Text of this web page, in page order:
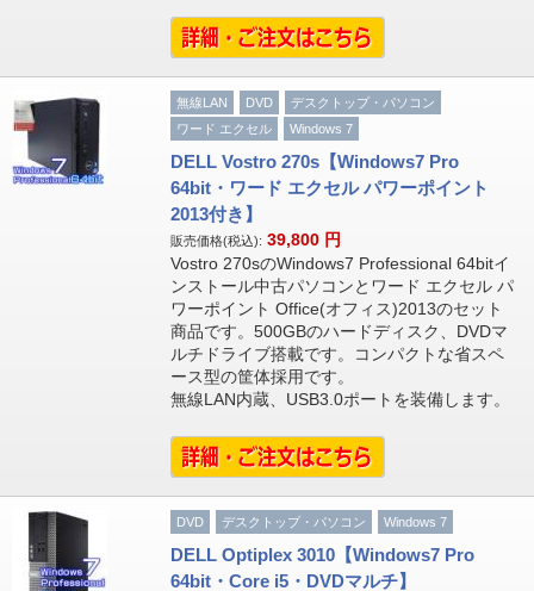
無線LAN DVD
デスクトップ・パソコン
ワード エクセル
Windows 7
DELL Vostro 270s【Windows7 Pro
64bit・ワード エクセル パワーポイント
2013付き】
販売価格(税込): 39,800 円
Vostro 270sのWindows7 Professional 64bitイ
ンストール中古パソコンとワード エクセル パ
ワーポイント Office(オフィス)2013のセット
商品です。500GBのハードディスク、DVDマ
ルチドライブ搭載です。コンパクトな省スペ
ース型の筐体採用です。
無線LAN内蔵、USB3.0ポートを装備します。
DVD デスクトップ・パソコン Windows 7
DELL Optiplex 3010【Windows7 Pro
64bit・Core i5・DVDマルチ】